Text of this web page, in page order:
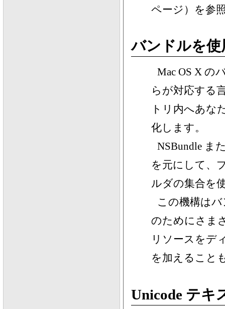
ページ）を参
バンドルを
Mac OS X の
らが対応する
トリ内へあな
化します。
NSBundle ま
を元にして、
ルダの集合を
この機構は
のためにさま
リソースをデ
を加えること
Unicode テキ